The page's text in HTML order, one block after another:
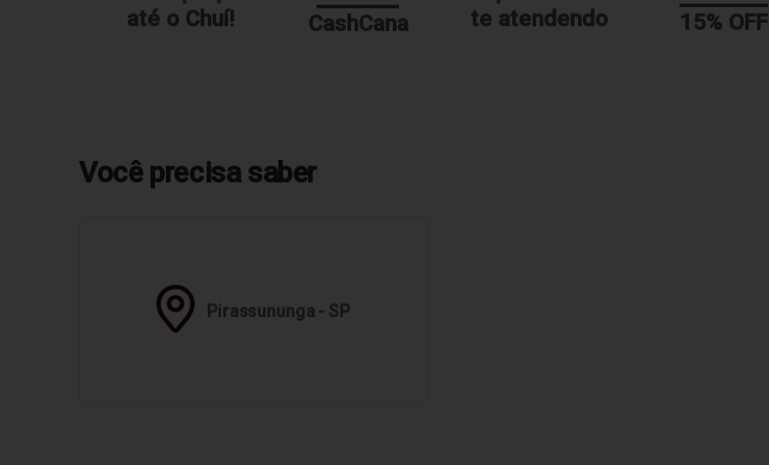
até o Chuí!
CashCana
te atendendo
15% OFF
Você precisa saber
Pirassununga - SP